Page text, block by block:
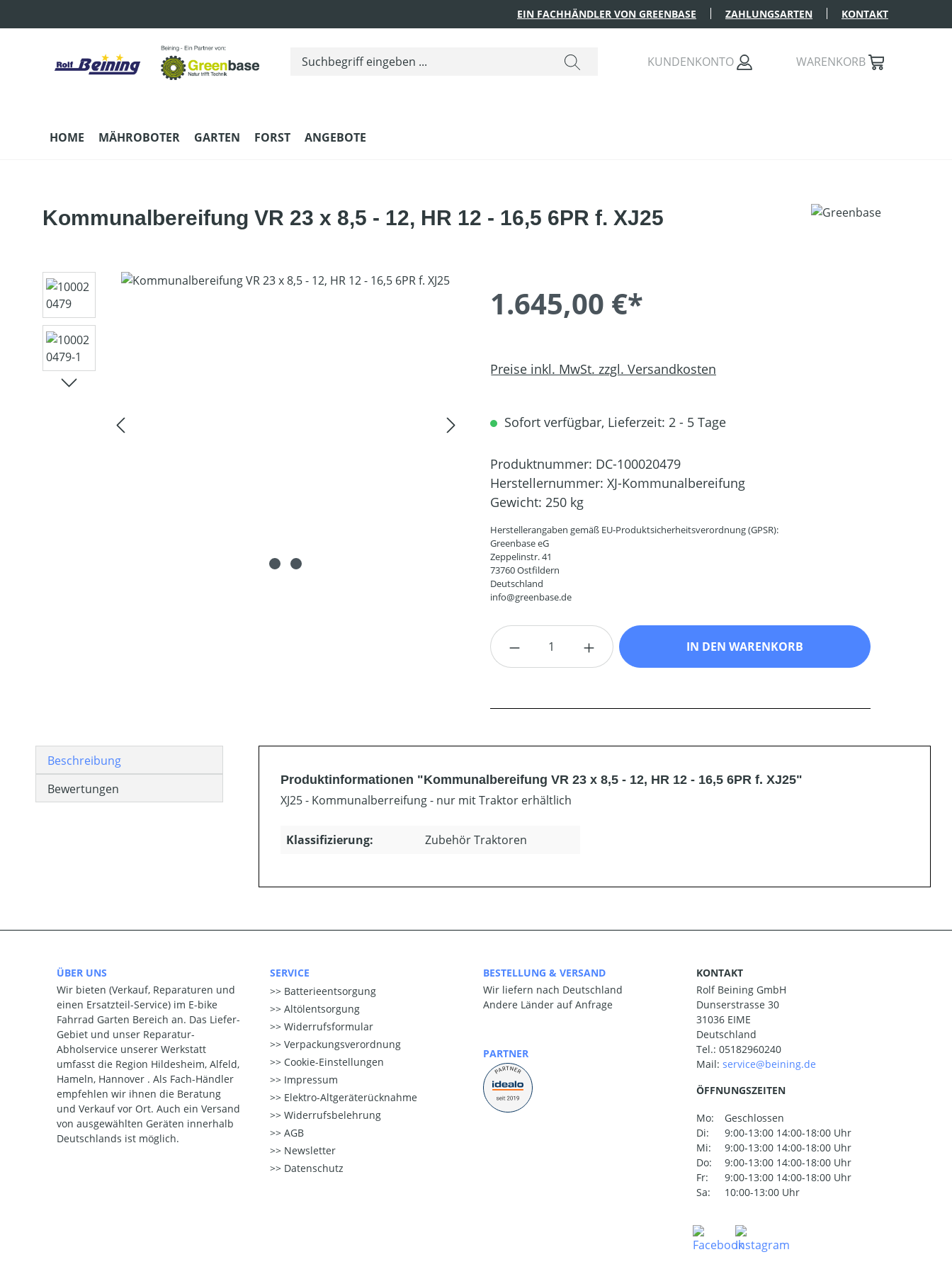
EIN FACHHÄNDLER VON GREENBASE ZAHLUNGSARTEN KONTAKT
KUNDENKONTO WARENKORB
HOME MÄHROBOTER GARTEN FORST ANGEBOTE
Kommunalbereifung VR 23 x 8,5 - 12, HR 12 - 16,5 6PR f. XJ25
Bildergalerie überspringen
1.645,00 €*
Preise inkl. MwSt. zzgl. Versandkosten
Sofort verfügbar, Lieferzeit: 2 - 5 Tage
Produktnummer: DC-100020479
Herstellernummer: XJ-Kommunalbereifung
Gewicht: 250 kg
Herstellerangaben gemäß EU-Produktsicherheitsverordnung (GPSR):
Greenbase eG
Zeppelinstr. 41
73760 Ostfildern
Deutschland
info@greenbase.de
Produkt Anzahl: Gib den gewünschten Wert ein oder
IN DEN WARENKORB
Beschreibung
Bewertungen
Produktinformationen "Kommunalbereifung VR 23 x 8,5 - 12, HR 12 - 16,5 6PR f. XJ25"
XJ25 - Kommunalberreifung - nur mit Traktor erhältlich
Klassifizierung: Zubehör Traktoren
ÜBER UNS
Wir bieten (Verkauf, Reparaturen und
einen Ersatzteil-Service) im E-bike
Fahrrad Garten Bereich an. Das Liefer-
Gebiet und unser Reparatur-
Abholservice unserer Werkstatt
umfasst die Region Hildesheim, Alfeld,
Hameln, Hannover . Als Fach-Händler
empfehlen wir ihnen die Beratung
und Verkauf vor Ort. Auch ein Versand
von ausgewählten Geräten innerhalb
Deutschlands ist möglich.
SERVICE
Batterieentsorgung
Altölentsorgung
Widerrufsformular
Verpackungsverordnung
Cookie-Einstellungen
Impressum
Elektro-Altgeräterücknahme
Widerrufsbelehrung
AGB
Newsletter
Datenschutz
BESTELLUNG & VERSAND
Wir liefern nach Deutschland
Andere Länder auf Anfrage
PARTNER
KONTAKT
Rolf Beining GmbH
Dunserstrasse 30
31036 EIME
Deutschland
Tel.: 05182960240
Mail:
ÖFFNUNGSZEITEN
Mo:
Geschlossen
Di:
9:00-13:00 14:00-18:00 Uhr
Mi:
9:00-13:00 14:00-18:00 Uhr
Do:
9:00-13:00 14:00-18:00 Uhr
Fr:
9:00-13:00 14:00-18:00 Uhr
Sa:
10:00-13:00 Uhr